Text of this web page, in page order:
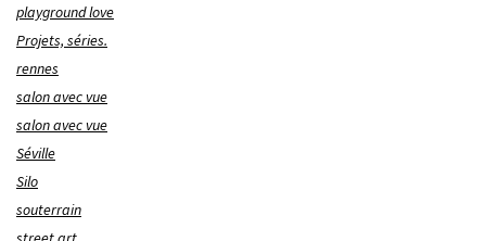
playground love
Projets, séries.
rennes
salon avec vue
salon avec vue
Séville
Silo
souterrain